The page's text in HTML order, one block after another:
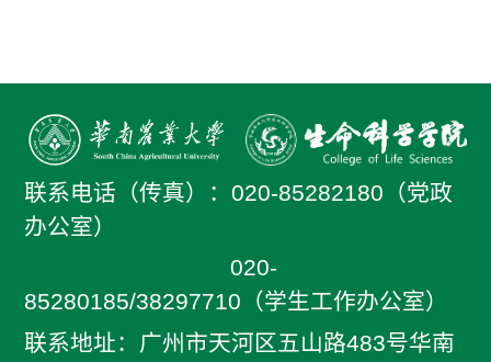
联系电话（传真）：020-85282180（党政
办公室）
020-
85280185/38297710（学生工作办公室）
联系地址：广州市天河区五山路483号华南